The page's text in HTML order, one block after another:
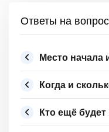
Ответы на
Место начала
Когда и
Кто ещё